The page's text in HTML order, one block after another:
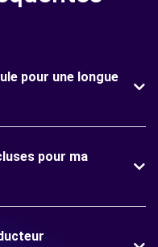
pour une longue
pour ma